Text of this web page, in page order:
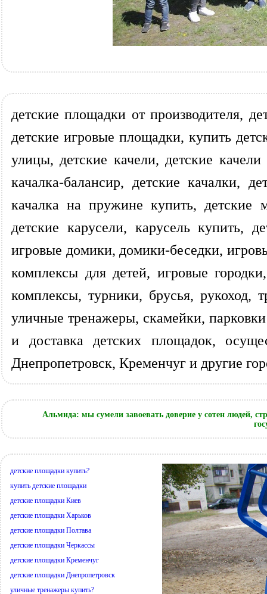
детские площадки от производителя,
детские игровые площадки, купить
улицы, детские качели, детские
качалка-балансир, детские качалки,
качалка на пружине купить, детские
детские карусели, карусель купить,
игровые домики, домики-беседки,
комплексы для детей, игровые
комплексы, турники, брусья,
уличные тренажеры, скамейки,
и доставка детских площадок,
Днепропетровск, Кременчуг и другие
Альмида: мы сумели завоевать доверие у сотен людей,
детские площадки купить?
купить детские площадки
детские площадки Киев
детские площадки Харьков
детские площадки Полтава
детские площадки Черкассы
детские площадки Кременчуг
детские площадки Днепропетровск
уличные тренажеры купить?